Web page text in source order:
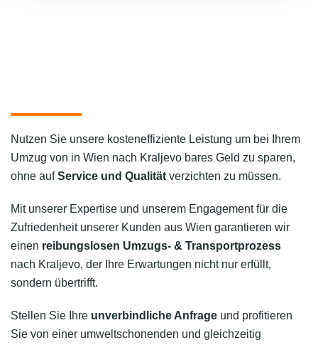
Nutzen Sie unsere kosteneffiziente Leistung um bei Ihrem
Umzug von in Wien nach Kraljevo bares Geld zu sparen,
ohne aufService und Qualität verzichten zu müssen.
Mit unserer Expertise und unserem Engagement für die
Zufriedenheit unserer Kunden aus Wien garantieren wir
einen reibungslosen Umzugs- & Transportprozess
nach Kraljevo, der Ihre Erwartungen nicht nur erfüllt,
sondern übertrifft.
Stellen Sie Ihre unverbindliche Anfrage und profitieren
Sie von einer umweltschonenden und gleichzeitig